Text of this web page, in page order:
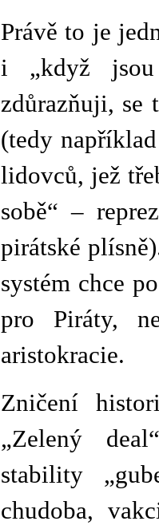
Právě to je
i „když jsou
zdůrazňuji, se
(tedy
lidovců, jež
sobě“ –
pirátské
systém chce
pro Piráty,
aristokracie.
Zničení
„Zelený
stability
chudoba,